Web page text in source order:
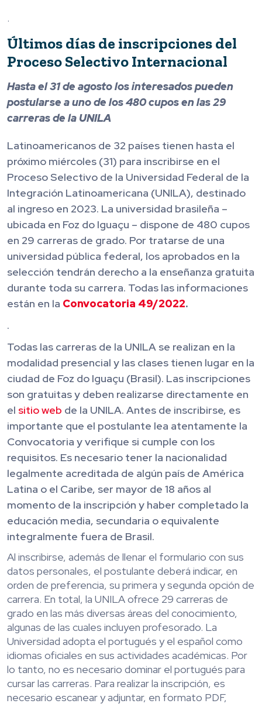
.
Últimos días de inscripciones del
Proceso Selectivo Internacional
Hasta el 31 de agosto los interesados pueden
postularse a uno de los 480 cupos en las 29
carreras de la UNILA
Latinoamericanos de 32 países tienen hasta el
próximo miércoles (31) para inscribirse en el
Proceso Selectivo de la Universidad Federal de la
Integración Latinoamericana (UNILA), destinado
al ingreso en 2023. La universidad brasileña –
ubicada en Foz do Iguaçu – dispone de 480 cupos
en 29 carreras de grado. Por tratarse de una
universidad pública federal, los aprobados en la
selección tendrán derecho a la enseñanza gratuita
durante toda su carrera. Todas las informaciones
están en la Convocatoria 49/2022.
.
Todas las carreras de la UNILA se realizan en la
modalidad presencial y las clases tienen lugar en la
ciudad de Foz do Iguaçu (Brasil). Las inscripciones
son gratuitas y deben realizarse directamente en
el sitio web de la UNILA. Antes de inscribirse, es
importante que el postulante lea atentamente la
Convocatoria y verifique si cumple con los
requisitos. Es necesario tener la nacionalidad
legalmente acreditada de algún país de América
Latina o el Caribe, ser mayor de 18 años al
momento de la inscripción y haber completado la
educación media, secundaria o equivalente
integralmente fuera de Brasil.
Al inscribirse, además de llenar el formulario con sus
datos personales, el postulante deberá indicar, en
orden de preferencia, su primera y segunda opción de
carrera. En total, la UNILA ofrece 29 carreras de
grado en las más diversas áreas del conocimiento,
algunas de las cuales incluyen profesorado. La
Universidad adopta el portugués y el español como
idiomas oficiales en sus actividades académicas. Por
lo tanto, no es necesario dominar el portugués para
cursar las carreras. Para realizar la inscripción, es
necesario escanear y adjuntar, en formato PDF,